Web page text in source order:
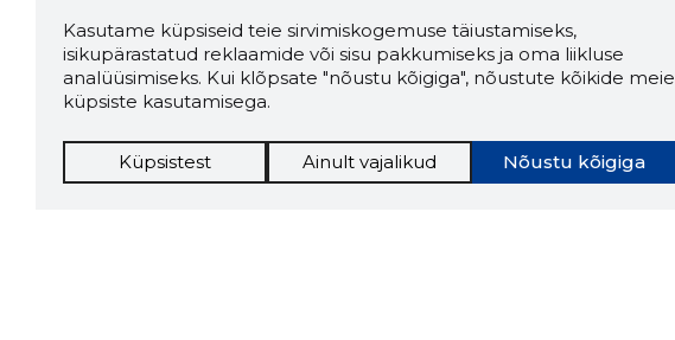
Kasutame küpsiseid teie sirvimiskogemuse täiustamiseks,
isikupärastatud reklaamide või sisu pakkumiseks ja oma liikluse
analüüsimiseks. Kui klõpsate "nõustu kõigiga", nõustute kõikide meie
küpsiste kasutamisega.
Nõustu kõigiga
Küpsistest Ainult vajalikud